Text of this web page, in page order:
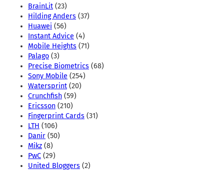
BrainLit (23)
Hilding Anders (37)
Huawei (56)
Instant Advice (4)
Mobile Heights (71)
Palago (3)
Precise Biometrics (68)
Sony Mobile (254)
Watersprint (20)
Crunchfish (59)
Ericsson (210)
Fingerprint Cards (31)
LTH (106)
Danir (50)
Mikz (8)
PwC (29)
United Bloggers (2)